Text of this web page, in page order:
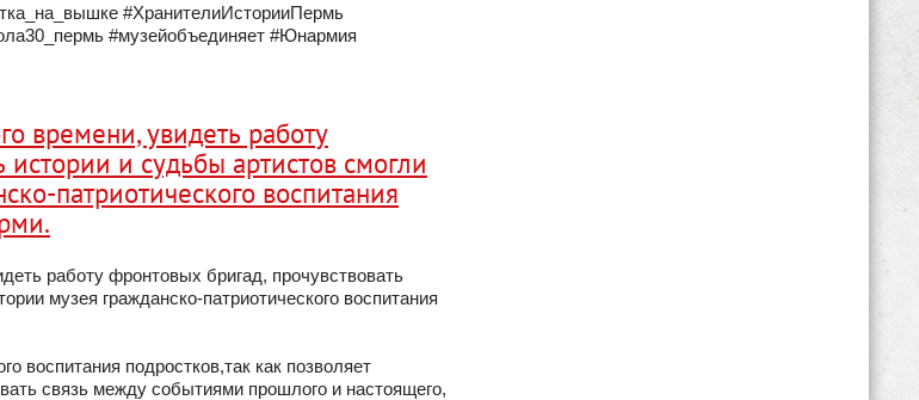
#ХранителиИсторииПермь
#музейобъединяет #Юнармия
времени, увидеть работу
и судьбы артистов смогли
патриотического воспитания
работу фронтовых бригад, прочувствовать
музея гражданско-патриотического воспитания
воспитания подростков,так как позволяет
связь между событиями прошлого и настоящего,